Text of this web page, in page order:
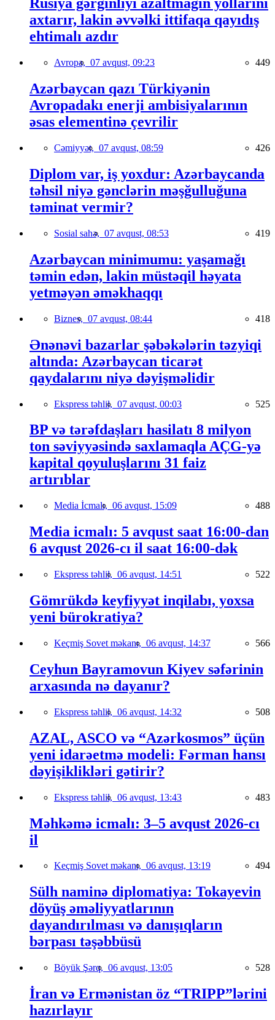
Rusiya gərginliyi azaltmağın yollarını
axtarır, lakin əvvəlki ittifaqa qayıdış
ehtimalı azdır
Avropa, 07 avqust, 09:23 449
Azərbaycan qazı Türkiyənin
Avropadakı enerji ambisiyalarının
əsas elementinə çevrilir
Cəmiyyət, 07 avqust, 08:59 426
Diplom var, iş yoxdur: Azərbaycanda
təhsil niyə gənclərin məşğulluğuna
təminat vermir?
Sosial sahə, 07 avqust, 08:53 419
Azərbaycan minimumu: yaşamağı
təmin edən, lakin müstəqil həyata
yetməyən əməkhaqqı
Biznes, 07 avqust, 08:44 418
Ənənəvi bazarlar şəbəkələrin təzyiqi
altında: Azərbaycan ticarət
qaydalarını niyə dəyişməlidir
Ekspress təhlil, 07 avqust, 00:03 525
BP və tərəfdaşları hasilatı 8 milyon
ton səviyyəsində saxlamaqla AÇG-yə
kapital qoyuluşlarını 31 faiz
artırıblar
Media İcmalı, 06 avqust, 15:09 488
Media icmalı: 5 avqust saat 16:00-dan
6 avqust 2026-cı il saat 16:00-dək
Ekspress təhlil, 06 avqust, 14:51 522
Gömrükdə keyfiyyət inqilabı, yoxsa
yeni bürokratiya?
Keçmiş Sovet məkanı, 06 avqust, 14:37 566
Ceyhun Bayramovun Kiyev səfərinin
arxasında nə dayanır?
Ekspress təhlil, 06 avqust, 14:32 508
AZAL, ASCO və “Azərkosmos” üçün
yeni idarəetmə modeli: Fərman hansı
dəyişiklikləri gətirir?
Ekspress təhlil, 06 avqust, 13:43 483
Məhkəmə icmalı: 3–5 avqust 2026-cı
il
Keçmiş Sovet məkanı, 06 avqust, 13:19 494
Sülh naminə diplomatiya: Tokayevin
döyüş əməliyyatlarının
dayandırılması və danışıqların
bərpası təşəbbüsü
Böyük Şərq, 06 avqust, 13:05 528
İran və Ermənistan öz “TRIPP”lərini
hazırlayır